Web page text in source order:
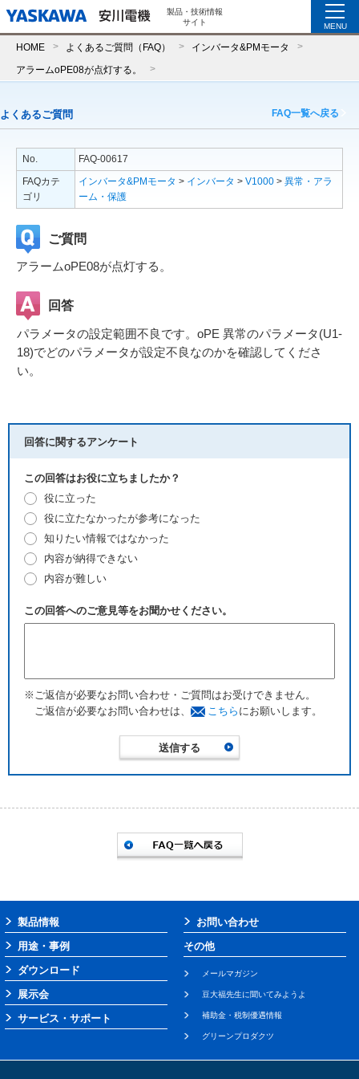
製品・技術情報
サイト
MENU
HOME よくあるご質問（FAQ） インバータ&PMモータ
アラームoPE08が点灯する。
よくあるご質問 FAQ一覧へ戻る
No.
FAQ-00617
FAQカテ
ゴリ
インバータ&PMモータ > インバータ > V1000 > 異常・アラ
ーム・保護
ご質問
アラームoPE08が点灯する。
回答
パラメータの設定範囲不良です。oPE 異常のパラメータ(U1-
18)でどのパラメータが設定不良なのかを確認してくださ
い。
回答に関するアンケート
この回答はお役に立ちましたか？
役に立った
役に立たなかったが参考になった
知りたい情報ではなかった
内容が納得できない
内容が難しい
この回答へのご意見等をお聞かせください。
※ご返信が必要なお問い合わせ・ご質問はお受けできません。
ご返信が必要なお問い合わせは、
こちら にお願いします。
製品情報
用途・事例
ダウンロード
展示会
サービス・サポート
お問い合わせ
その他
メールマガジン
豆大福先生に聞いてみようよ
補助金・税制優遇情報
グリーンプロダクツ